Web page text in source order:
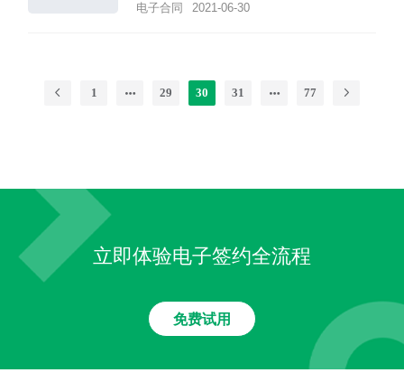
电子合同 2021-06-30
1 29 30 31 77
立即体验电子签约全流程
免费试用